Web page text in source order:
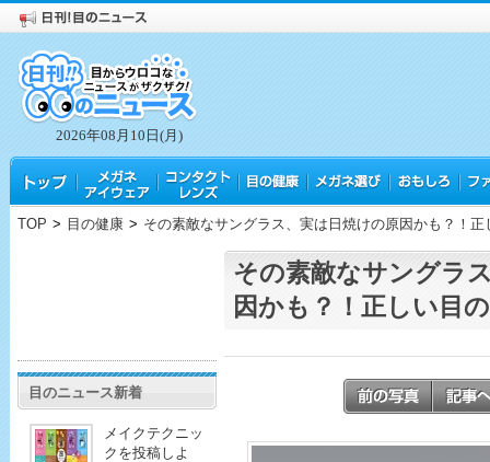
2026年08月10日(月)
TOP > 目の健康 > その素敵なサングラス、実は日焼けの原因かも？！
目のニュース新着
メイクテクニッ
クを投稿しよ
その素敵なサングラ
因かも？！正しい目